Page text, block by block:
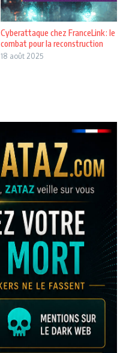
Cyberattaque chez FranceLink : le
combat pour la reconstruction
18 août 2025